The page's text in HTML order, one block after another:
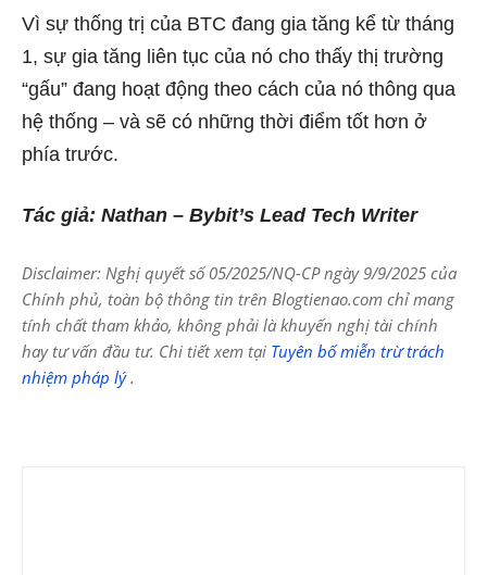
Vì sự thống trị của BTC đang gia tăng kể từ tháng
1, sự gia tăng liên tục của nó cho thấy thị trường
“gấu” đang hoạt động theo cách của nó thông qua
hệ thống – và sẽ có những thời điểm tốt hơn ở
phía trước.
Tác giả: Nathan – Bybit’s Lead Tech Writer
Disclaimer: Nghị quyết số 05/2025/NQ-CP ngày 9/9/2025 của
Chính phủ, toàn bộ thông tin trên Blogtienao.com chỉ mang
tính chất tham khảo, không phải là khuyến nghị tài chính
hay tư vấn đầu tư. Chi tiết xem tại Tuyên bố miễn trừ trách
nhiệm pháp lý.